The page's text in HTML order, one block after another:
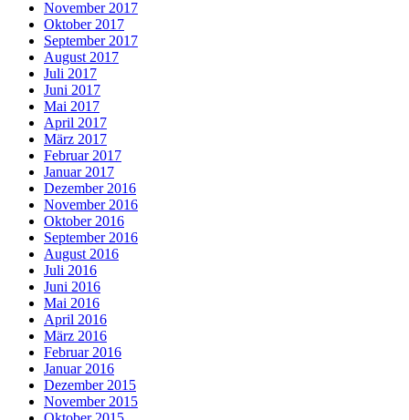
November 2017
Oktober 2017
September 2017
August 2017
Juli 2017
Juni 2017
Mai 2017
April 2017
März 2017
Februar 2017
Januar 2017
Dezember 2016
November 2016
Oktober 2016
September 2016
August 2016
Juli 2016
Juni 2016
Mai 2016
April 2016
März 2016
Februar 2016
Januar 2016
Dezember 2015
November 2015